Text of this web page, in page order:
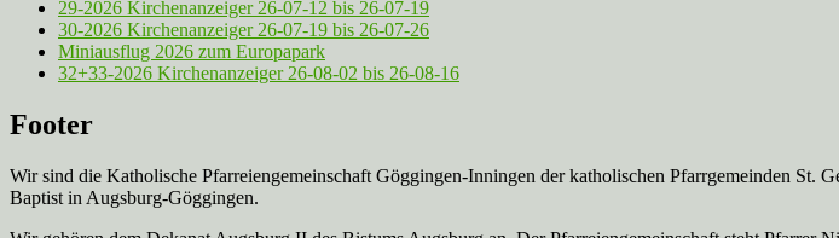
29-2026 Kirchenanzeiger 26-07-12 bis 26-07-19
30-2026 Kirchenanzeiger 26-07-19 bis 26-07-26
Miniausflug 2026 zum Europapark
32+33-2026 Kirchenanzeiger 26-08-02 bis 26-08-16
Footer
Wir sind die Katholische Pfarreien­gemeinschaft Göggingen-Inningen der katholischen Pfarrgemeinden
Baptist in Augsburg-Göggingen.